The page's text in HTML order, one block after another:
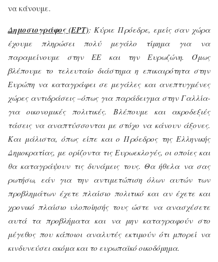
να κάνουμε.
Δημοσιογράφος (ΕΡΤ): Κύριε Πρόεδρε, εμείς σαν χώρα
έχουμε πληρώσει πολύ μεγάλο τίμημα για να
παραμείνουμε στην ΕΕ και την Ευρωζώνη. Όμως
βλέπουμε το τελευταίο διάστημα η επικαιρότητα στην
Ευρώπη να καταγράφει σε μεγάλες και ανεπτυγμένες
χώρες αντιδράσεις –όπως για παράδειγμα στην Γαλλία-
για οικονομικές πολιτικές. Βλέπουμε και ακροδεξιές
τάσεις να αναπτύσσονται με στόχο να κάνουν άξονες.
Και μάλιστα, όπως είπε και ο Πρόεδρος της Ελληνικής
Δημοκρατίας, με ορίζοντα τις Ευρωεκλογές, οι οποίες και
θα καταγράψουν τις δυνάμεις τους. Θα ήθελα να σας
ρωτήσω, εάν για την αντιμετώπιση όλων αυτών των
προβλημάτων έχετε πλαίσιο πολιτικό και αν έχετε και
χρονικό πλαίσιο υλοποίησής τους ώστε να ανασχέσετε
αυτά τα προβλήματα και να μην καταγραφούν στο
μέγεθος που κάποιοι αναλυτές εκτιμούν ότι μπορεί να
κινδυνεύσει ακόμα και το ευρωπαϊκό οικοδόμημα.